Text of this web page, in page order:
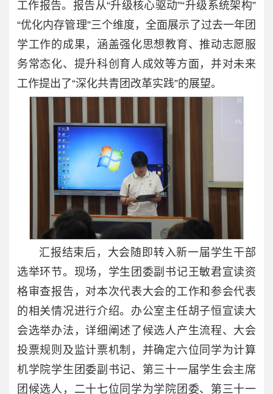
工作报告。报告从“升级核心驱动”“升级系统架构”
“优化内存管理”三个维度，全面展示了过去一年团
学工作的成果，涵盖强化思想教育、推动志愿服
务常态化、提升科创育人成效等方面，并对未来
工作提出了“深化共青团改革实践”的展望。
汇报结束后，大会随即转入新一届学生干部
选举环节。现场，学生团委副书记王敏君宣读资
格审查报告，对本次代表大会的工作和参会代表
的相关情况进行介绍。办公室主任胡子恒宣读大
会选举办法，详细阐述了候选人产生流程、大会
投票规则及监计票机制，并确定六位同学为计算
机学院学生团委副书记、第三十一届学生会主席
团候选人，二十七位同学为学院团委、第三十一